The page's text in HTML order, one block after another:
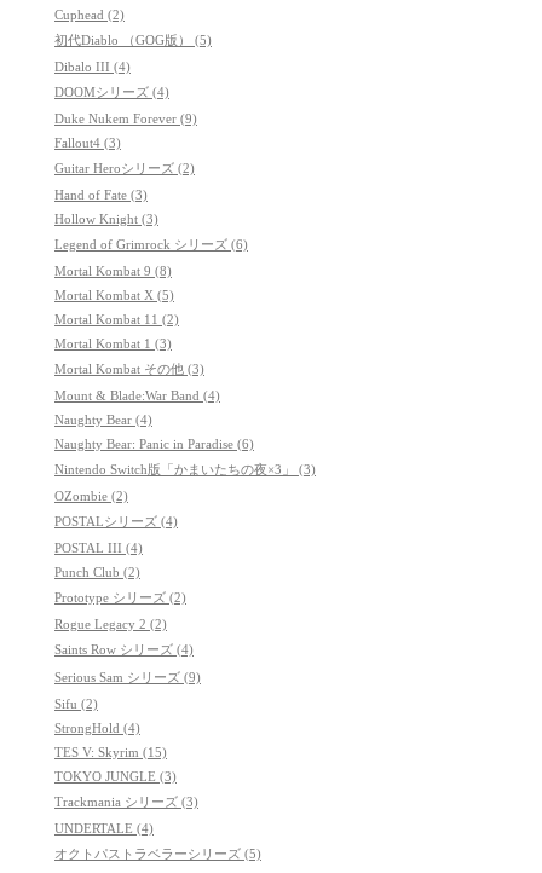
Cuphead (2)
初代Diablo （GOG版） (5)
Dibalo III (4)
DOOMシリーズ (4)
Duke Nukem Forever (9)
Fallout4 (3)
Guitar Heroシリーズ (2)
Hand of Fate (3)
Hollow Knight (3)
Legend of Grimrock シリーズ (6)
Mortal Kombat 9 (8)
Mortal Kombat X (5)
Mortal Kombat 11 (2)
Mortal Kombat 1 (3)
Mortal Kombat その他 (3)
Mount & Blade:War Band (4)
Naughty Bear (4)
Naughty Bear: Panic in Paradise (6)
Nintendo Switch版「かまいたちの夜×3」 (3)
OZombie (2)
POSTALシリーズ (4)
POSTAL III (4)
Punch Club (2)
Prototype シリーズ (2)
Rogue Legacy 2 (2)
Saints Row シリーズ (4)
Serious Sam シリーズ (9)
Sifu (2)
StrongHold (4)
TES V: Skyrim (15)
TOKYO JUNGLE (3)
Trackmania シリーズ (3)
UNDERTALE (4)
オクトパストラベラーシリーズ (5)